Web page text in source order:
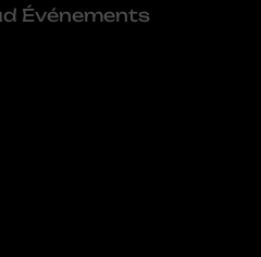
Événements